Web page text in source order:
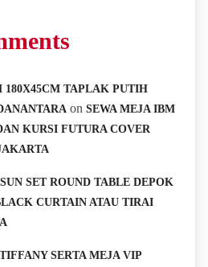
180X45CM TAPLAK PUTIH
on SEWA MEJA IBM
KURSI FUTURA COVER
SET ROUND TABLE DEPOK
CURTAIN ATAU TIRAI
SERTA MEJA VIP